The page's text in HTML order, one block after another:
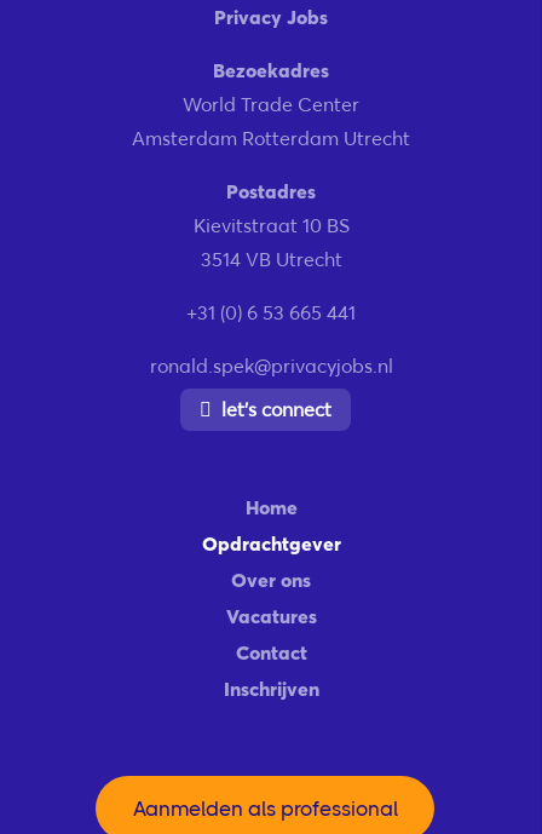
Home
Opdrachtgever
Over ons
Vacatures
Contact
Inschrijven
Aanmelden als professional
Privacy Jobs
Bezoekadres
World Trade Center
Amsterdam Rotterdam Utrecht
Postadres
Kievitstraat 10 BS
3514 VB Utrecht
+31 (0) 6 53 665 441
ronald.spek@privacyjobs.nl
let’s connect